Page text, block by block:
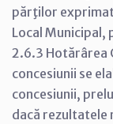
părţilor
Local Municipal,
2.6.3 Hotărârea
concesiunii se
concesiunii,
dacă